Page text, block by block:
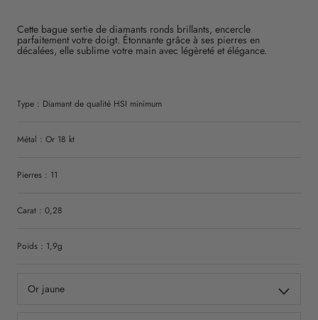
Cette bague sertie de diamants ronds brillants, encercle
parfaitement votre doigt. Étonnante grâce à ses pierres en
décalées, elle sublime votre main avec légèreté et élégance.
Type : Diamant de qualité HSI minimum
Métal : Or 18 kt
Pierres : 11
Carat : 0,28
Poids : 1,9g
Or jaune